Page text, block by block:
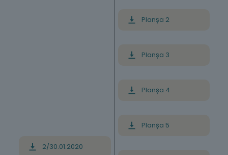
2/30.01.2020
Planșa 2
Planșa 3
Planșa 4
Planșa 5